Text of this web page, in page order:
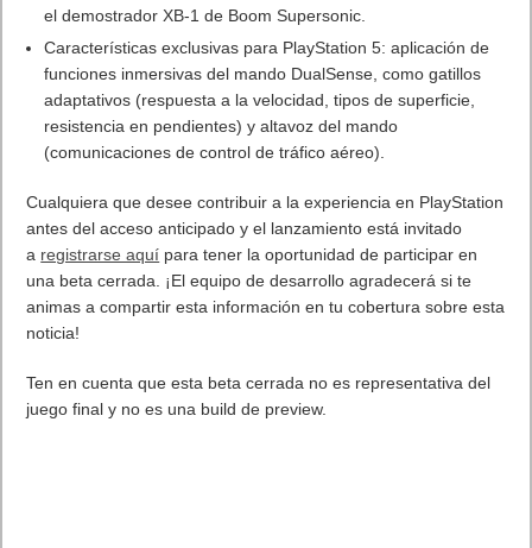
el demostrador XB-1 de Boom Supersonic.
Características exclusivas para PlayStation 5: aplicación de
funciones inmersivas del mando DualSense, como gatillos
adaptativos (respuesta a la velocidad, tipos de superficie,
resistencia en pendientes) y altavoz del mando
(comunicaciones de control de tráfico aéreo).
Cualquiera que desee contribuir a la experiencia en PlayStation
antes del acceso anticipado y el lanzamiento está invitado
a registrarse aquí para tener la oportunidad de participar en
una beta cerrada. ¡El equipo de desarrollo agradecerá si te
animas a compartir esta información en tu cobertura sobre esta
noticia!
Ten en cuenta que esta beta cerrada no es representativa del
juego final y no es una build de preview.